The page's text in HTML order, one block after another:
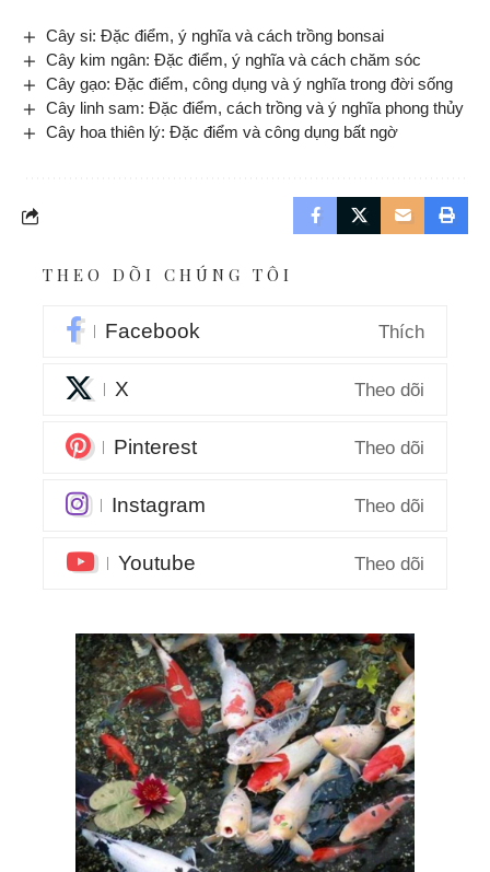
Cây si: Đặc điểm, ý nghĩa và cách trồng bonsai
Cây kim ngân: Đặc điểm, ý nghĩa và cách chăm sóc
Cây gạo: Đặc điểm, công dụng và ý nghĩa trong đời sống
Cây linh sam: Đặc điểm, cách trồng và ý nghĩa phong thủy
Cây hoa thiên lý: Đặc điểm và công dụng bất ngờ
THEO DÕI CHÚNG TÔI
Facebook Thích
X Theo dõi
Pinterest Theo dõi
Instagram Theo dõi
Youtube Theo dõi